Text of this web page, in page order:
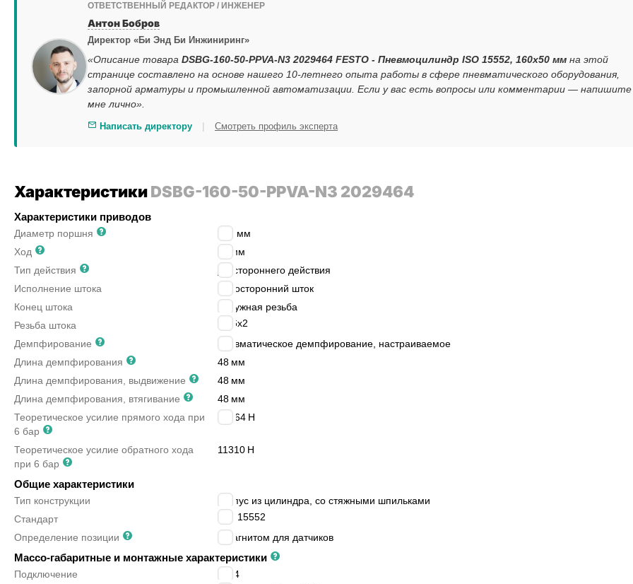
ОТВЕТСТВЕННЫЙ РЕДАКТОР / ИНЖЕНЕР
Антон Бобров
Директор «Би Энд Би Инжиниринг»
«Описание товара DSBG-160-50-PPVA-N3 2029464 FESTO - Пневмоцилиндр ISO 15552, 160x50 мм на этой
странице составлено на основе нашего 10-летнего опыта работы в сфере пневматического оборудования,
запорной арматуры и промышленной автоматизации. Если у вас есть вопросы или комментарии — напишите
мне лично».
Написать директору | Смотреть профиль эксперта
ХарактеристикиDSBG-160-50-PPVA-N3 2029464
Характеристики приводов
Диаметр поршня
мм
Ход
мм
Тип действия
двустороннего действия
Исполнение штока
односторонний шток
Конец штока
наружная резьба
Резьба штока
M36x2
Демпфирование
пневматическое демпфирование, настраиваемое
Длина демпфирования
48 мм
Длина демпфирования, выдвижение
48 мм
Длина демпфирования, втягивание
48 мм
Теоретическое усилие прямого хода при
6 бар
12064 Н
Теоретическое усилие обратного хода
при 6 бар
11310 Н
Общие характеристики
Тип конструкции
корпус из цилиндра, со стяжными шпильками
Стандарт
ISO 15552
Определение позиции
с магнитом для датчиков
Массо-габаритные и монтажные характеристики
Подключение
G3/4